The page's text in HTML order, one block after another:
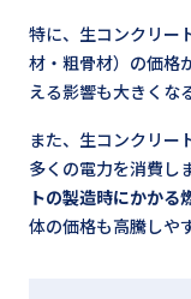
特に、生コンクリー
材・粗骨材）の価格
える影響も大きくな
また、生コンクリー
多くの電力を消費し
トの製造時にかかる
体の価格も高騰しや